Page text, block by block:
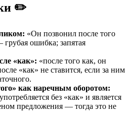
✏️
«Он позвонил после того
ошибка; запятая
«как»: «после того как, он
«как» не ставится, если за ним
как наречным оборотом:
без «как» и является
предложения — тогда это не